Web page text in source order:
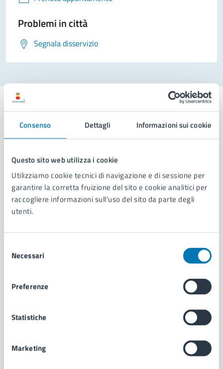
Consenso Dettagli Informazioni sui cookie
Questo sito web utilizza i cookie
Utilizziamo cookie tecnici di navigazione e di sessione per
garantire la corretta fruizione del sito e cookie analitici per
raccogliere informazioni sull'uso del sito da parte degli
utenti.
delNecessari
Preferenze
Statistiche
Marketing
Problemi in città
Segnala disservizio
Comune di Napoli
AMMINISTRAZIONE
Aree amministrative
Organi di governo
Municipalità
Personale amministrativo
Intranet, posta aziendale e protocollo
CATEGORIE DI SERVIZIO
Anagrafe e stato civile
Autorizzazioni